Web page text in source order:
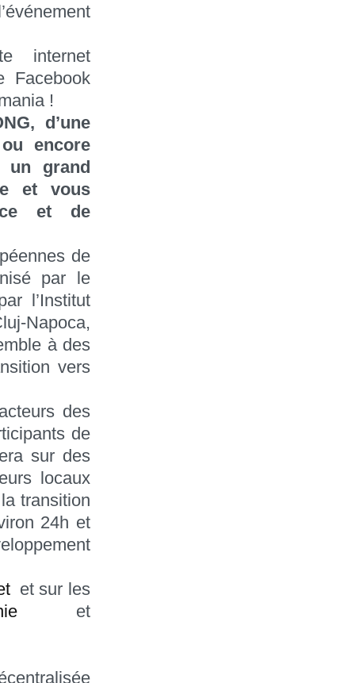
internet
Facebook
!
d’une
encore
un grand
et vous
et de
de
par le
l’Institut
Napoca,
à des
vers
des
de
sur des
locaux
transition
24h et
et sur les
et